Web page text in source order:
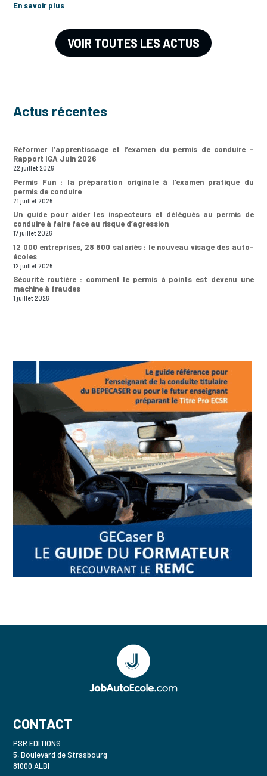
En savoir plus
VOIR TOUTES LES ACTUS
Actus récentes
Réformer l’apprentissage et l’examen du permis de conduire –
Rapport IGA Juin 2026
22 juillet 2026
Permis Fun : la préparation originale à l’examen pratique du
permis de conduire
21 juillet 2026
Un guide pour aider les inspecteurs et délégués au permis de
conduire à faire face au risque d’agression
17 juillet 2026
12 000 entreprises, 28 800 salariés : le nouveau visage des auto-
écoles
12 juillet 2026
Sécurité routière : comment le permis à points est devenu une
machine à fraudes
1 juillet 2026
CONTACT
PSR EDITIONS
5, Boulevard de Strasbourg
81000 ALBI